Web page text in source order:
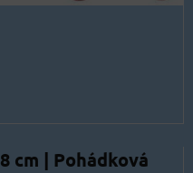
cm | Pohádková